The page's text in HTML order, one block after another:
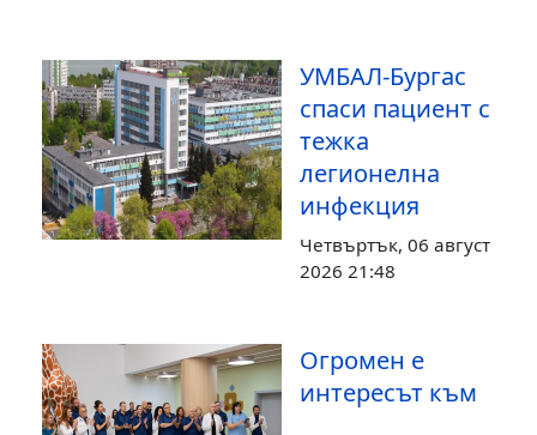
УМБАЛ-Бургас
спаси пациент с
тежка
легионелна
инфекция
Четвъртък, 06 август
2026 21:48
Огромен е
интересът към